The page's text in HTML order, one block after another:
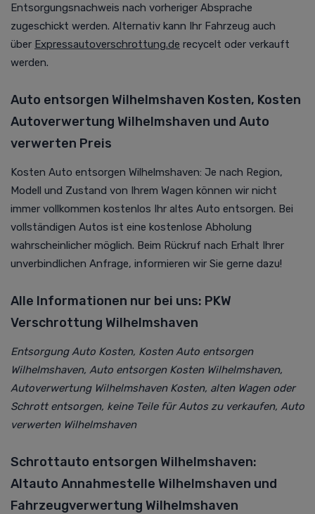
Entsorgungsnachweis nach vorheriger Absprache
zugeschickt werden. Alternativ kann Ihr Fahrzeug auch
über Expressautoverschrottung.de recycelt oder verkauft
werden.
Auto entsorgen Wilhelmshaven Kosten, Kosten
Autoverwertung Wilhelmshaven und Auto
verwerten Preis
Kosten Auto entsorgen Wilhelmshaven: Je nach Region,
Modell und Zustand von Ihrem Wagen können wir nicht
immer vollkommen kostenlos Ihr altes Auto entsorgen. Bei
vollständigen Autos ist eine kostenlose Abholung
wahrscheinlicher möglich. Beim Rückruf nach Erhalt Ihrer
unverbindlichen Anfrage, informieren wir Sie gerne dazu!
Alle Informationen nur bei uns: PKW
Verschrottung Wilhelmshaven
Entsorgung Auto Kosten, Kosten Auto entsorgen
Wilhelmshaven, Auto entsorgen Kosten Wilhelmshaven,
Autoverwertung Wilhelmshaven Kosten, alten Wagen oder
Schrott entsorgen, keine Teile für Autos zu verkaufen, Auto
verwerten Wilhelmshaven
Schrottauto entsorgen Wilhelmshaven:
Altauto Annahmestelle Wilhelmshaven und
Fahrzeugverwertung Wilhelmshaven